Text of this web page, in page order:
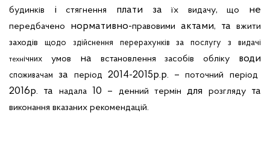
будинків
істягнення плати заїх видачу,що не
передбачено нормативно-правовими актами, та вжити
заходів
щодо здійснення перерахунків запослугу звидачі
технічних умов на встановлення засобів обліку води
споживачам за період 2014-2015р.р. –поточний період
2016р. та надала10 – денний термін для розглядута
виконання вказаних рекомендацій.